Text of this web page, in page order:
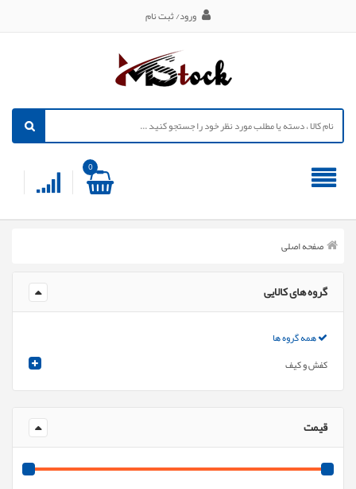
ورود/ ثبت نام
0
صفحه اصلی
گروه های کالایی
همه گروه ها
کفش و کیف
قیمت